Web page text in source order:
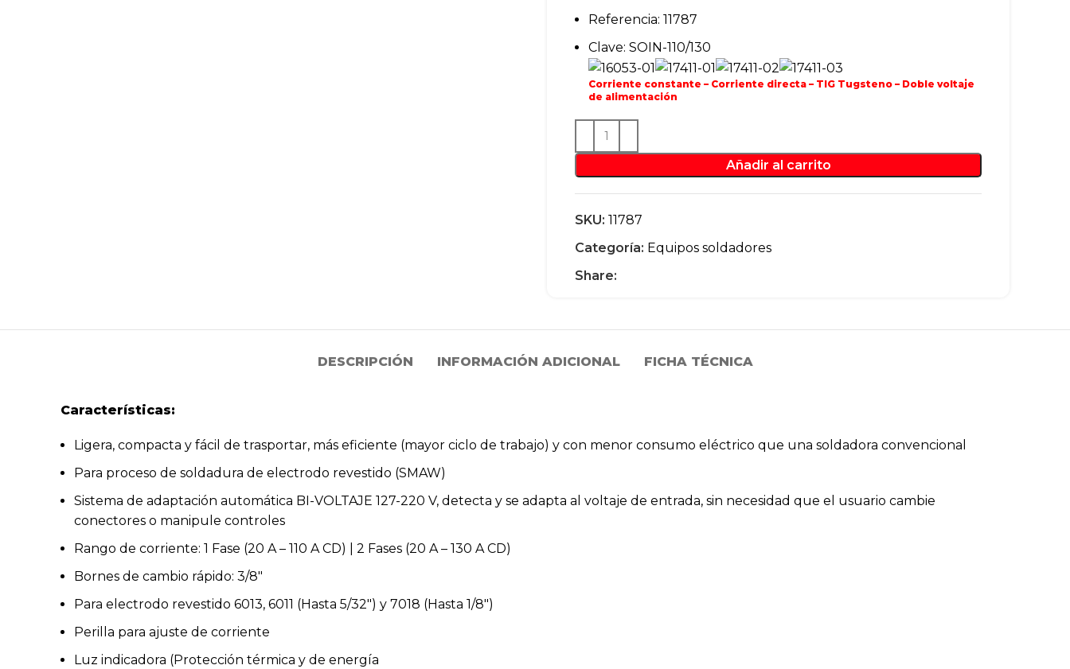
Referencia: 11787
Clave: SOIN-110/130
Corriente constante – Corriente directa – TIG Tugsteno – Doble voltaje
de alimentación
Añadir al carrito
SKU: 11787
Categoría: Equipos soldadores
Share:
DESCRIPCIÓN INFORMACIÓN ADICIONAL FICHA TÉCNICA
Características:
Ligera, compacta y fácil de trasportar, más eficiente (mayor ciclo de trabajo) y con menor consumo eléctrico que una soldadora convencional
Para proceso de soldadura de electrodo revestido (SMAW)
Sistema de adaptación automática BI-VOLTAJE 127-220 V, detecta y se adapta al voltaje de entrada, sin necesidad que el usuario cambie
conectores o manipule controles
Rango de corriente: 1 Fase (20 A – 110 A CD) | 2 Fases (20 A – 130 A CD)
Bornes de cambio rápido: 3/8″
Para electrodo revestido 6013, 6011 (Hasta 5/32″) y 7018 (Hasta 1/8″)
Perilla para ajuste de corriente
Luz indicadora (Protección térmica y de energía